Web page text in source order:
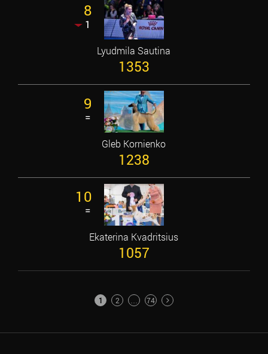
8
1
Lyudmila Sautina
1353
9
=
Gleb Kornienko
1238
10
=
Ekaterina Kvadritsius
1057
1 2 74